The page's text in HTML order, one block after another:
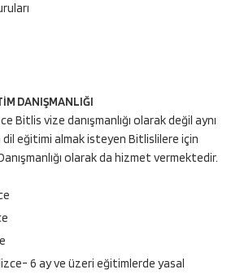
DANIŞMANLIĞI
Bitlis vize danışmanlığı olarak değil aynı
dil eğitimi almak isteyen Bitlislilere için
olarak da hizmet vermektedir.
6 ay ve üzeri eğitimlerde yasal